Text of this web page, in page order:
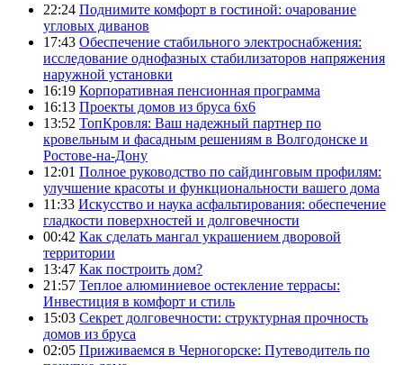
22:24 Поднимите комфорт в гостиной: очарование
угловых диванов
17:43 Обеспечение стабильного электроснабжения:
исследование однофазных стабилизаторов напряжения
наружной установки
16:19 Корпоративная пенсионная программа
16:13 Проекты домов из бруса 6х6
13:52 ТопКровля: Ваш надежный партнер по
кровельным и фасадным решениям в Волгодонске и
Ростове-на-Дону
12:01 Полное руководство по сайдинговым профилям:
улучшение красоты и функциональности вашего дома
11:33 Искусство и наука асфальтирования: обеспечение
гладкости поверхностей и долговечности
00:42 Как сделать мангал украшением дворовой
территории
13:47 Как построить дом?
21:57 Теплое алюминиевое остекление террасы:
Инвестиция в комфорт и стиль
15:03 Секрет долговечности: структурная прочность
домов из бруса
02:05 Приживаемся в Черногорске: Путеводитель по